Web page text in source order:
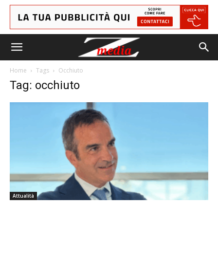
Home Tags Occhiuto
Tag: occhiuto
Attualità